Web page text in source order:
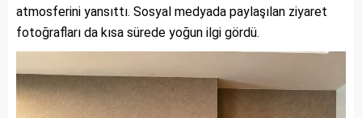
atmosferini yansıttı. Sosyal medyada paylaşılan ziyaret
fotoğrafları da kısa sürede yoğun ilgi gördü.